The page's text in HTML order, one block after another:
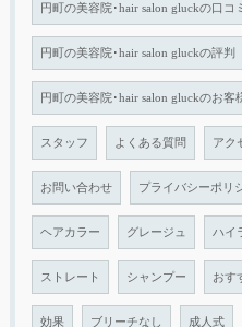
円町の美容院･hair salon gluckの口コ
円町の美容院･hair salon gluckの評判
円町の美容院･hair salon gluckのお客
スタッフ よくある質問 アク
お問い合わせ プライバシーポリ
ヘアカラー グレージュ ハイ
ストレート シャンプー おす
効果 ブリーチなし 成人式